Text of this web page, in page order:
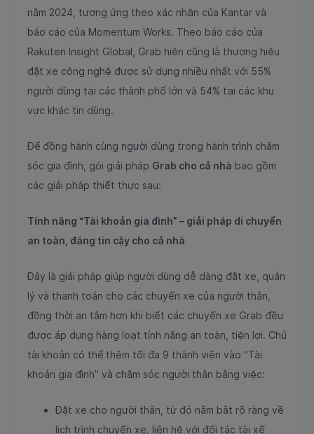
năm 2024, tương ứng theo xác nhận của Kantar và
báo cáo của Momentum Works. Theo báo cáo của
Rakuten Insight Global , Grab hiện cũng là thương hiệu
đặt xe công nghệ được sử dụng nhiều nhất với 55%
người dùng tại các thành phố lớn và 54% tại các khu
vực khác tin dùng.
Để đồng hành cùng người dùng trong hành trình chăm
sóc gia đình, gói giải pháp Grab cho cả nhà bao gồm
các giải pháp thiết thực sau:
Tính năng “Tài khoản gia đình” – giải pháp di chuyển
an toàn, đáng tin cậy cho cả nhà
Đây là giải pháp giúp người dùng dễ dàng đặt xe, quản
lý và thanh toán cho các chuyến xe của người thân,
đồng thời an tâm hơn khi biết các chuyến xe Grab đều
được áp dụng hàng loạt tính năng an toàn, tiện lợi. Chủ
tài khoản có thể thêm tối đa 9 thành viên vào “Tài
khoản gia đình” và chăm sóc người thân bằng việc:
Đặt xe cho người thân, từ đó nắm bắt rõ ràng về
lịch trình chuyến xe, liên hệ với đối tác tài xế